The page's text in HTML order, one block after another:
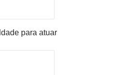
para atuar